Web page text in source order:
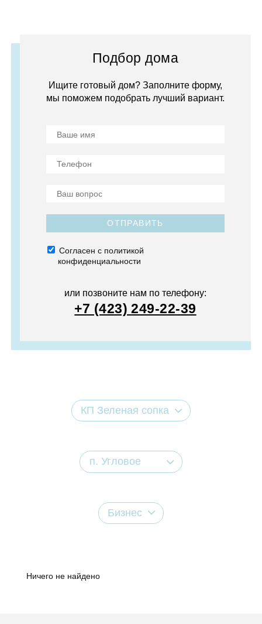
Подбор дома
Ищите готовый дом? Заполните форму,
мы поможем подобрать лучший вариант.
ОТПРАВИТЬ
Согласен с политикой
конфиденциальности
или позвоните нам по телефону:
+7 (423) 249-22-39
КП Зеленая сопка
п. Угловое
Бизнес
Ничего не найдено